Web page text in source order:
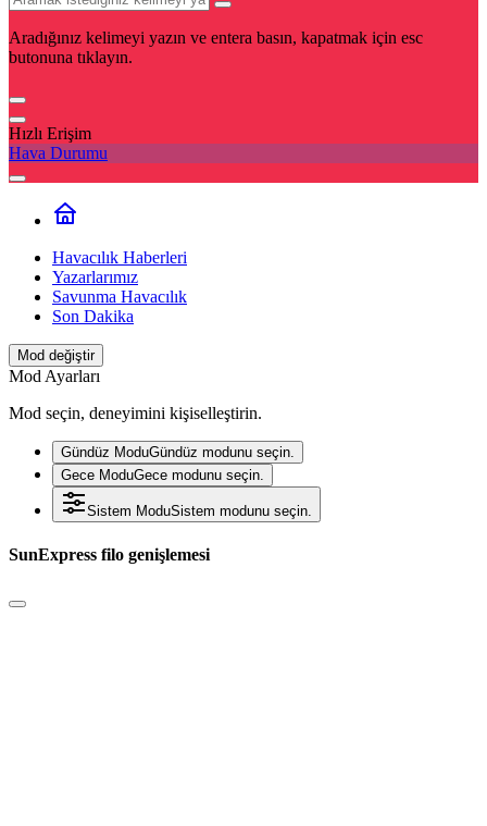
Aradığınız kelimeyi yazın ve entera basın, kapatmak için esc
butonuna tıklayın.
Hızlı Erişim
Hava Durumu
Havacılık Haberleri
Yazarlarımız
Savunma Havacılık
Son Dakika
Mod değiştir
Mod Ayarları
Mod seçin, deneyimini kişiselleştirin.
Gündüz ModuGündüz modunu seçin.
Gece ModuGece modunu seçin.
Sistem ModuSistem modunu seçin.
SunExpress filo genişlemesi